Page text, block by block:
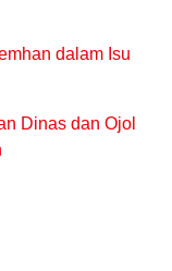
dalam Isu
Dinas dan Ojol